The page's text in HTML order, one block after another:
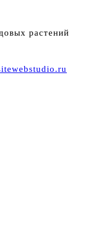
растений